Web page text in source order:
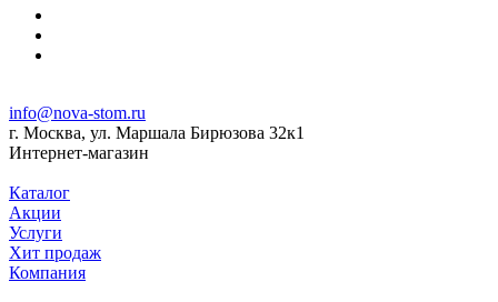
info@nova-stom.ru
г. Москва, ул. Маршала Бирюзова 32к1
Интернет-магазин
Каталог
Акции
Услуги
Хит продаж
Компания